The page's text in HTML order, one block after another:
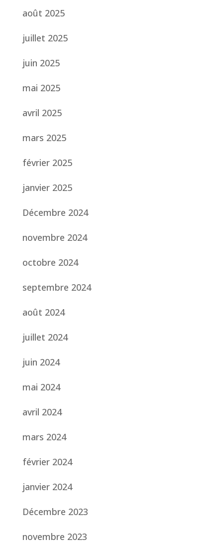
août 2025
juillet 2025
juin 2025
mai 2025
avril 2025
mars 2025
février 2025
janvier 2025
Décembre 2024
novembre 2024
octobre 2024
septembre 2024
août 2024
juillet 2024
juin 2024
mai 2024
avril 2024
mars 2024
février 2024
janvier 2024
Décembre 2023
novembre 2023